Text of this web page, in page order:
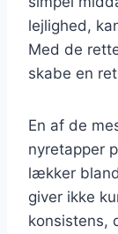
lejlighed,
Med de
skabe en
En af de
nyretapper
lækker
giver ikke
konsistens,